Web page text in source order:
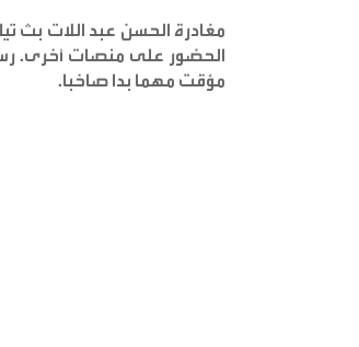
مغادرة الحسن عبد اللات بث
الحضور على منصات أخرى.
مؤقت مهما بدا صاخبا.